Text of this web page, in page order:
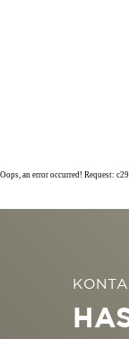
Oops, an error occurred! Request: